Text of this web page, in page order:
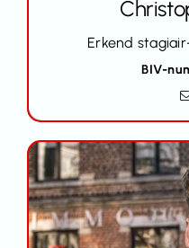
Erkend
BIV-